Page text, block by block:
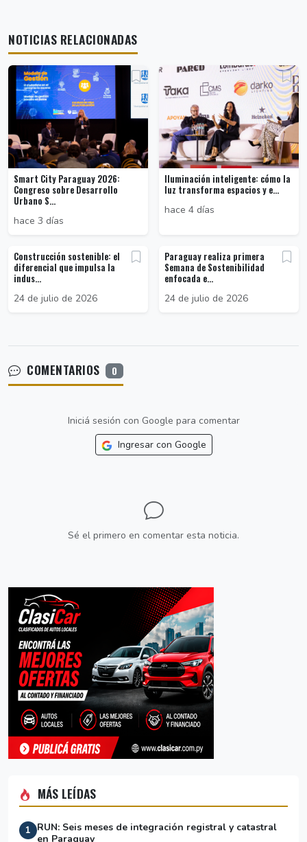
NOTICIAS RELACIONADAS
Smart City Paraguay 2026:
Congreso sobre Desarrollo
Urbano S...
hace 3 días
Iluminación inteligente: cómo la
luz transforma espacios y e...
hace 4 días
Construcción sostenible: el
diferencial que impulsa la
indus...
24 de julio de 2026
Paraguay realiza primera
Semana de Sostenibilidad
enfocada e...
24 de julio de 2026
COMENTARIOS 0
Iniciá sesión con Google para comentar
Ingresar con Google
Sé el primero en comentar esta noticia.
MÁS LEÍDAS
1
RUN: Seis meses de integración registral y catastral
en Paraguay